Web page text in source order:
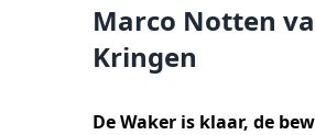
Marco Notten
Kringen
De Waker is klaar, de